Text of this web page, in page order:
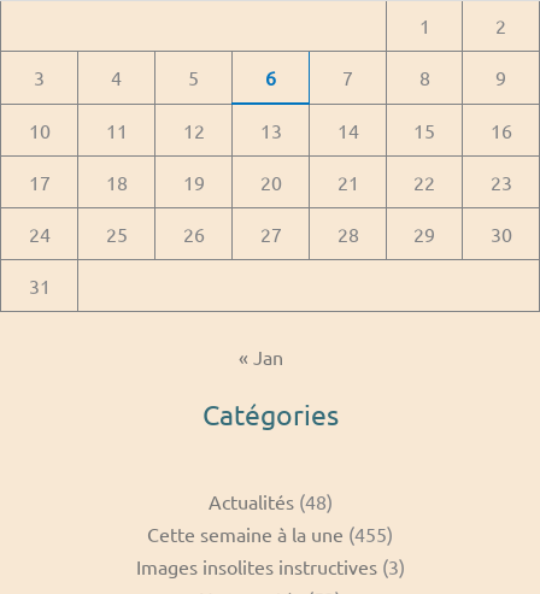
1 2
3 4 5 6 7 8 9
10 11 12 13 14 15 16
17 18 19 20 21 22 23
24 25 26 27 28 29 30
31
« Jan
Catégories
Actualités(48)
Cette semaine à la une (455)
Images insolites instructives(3)